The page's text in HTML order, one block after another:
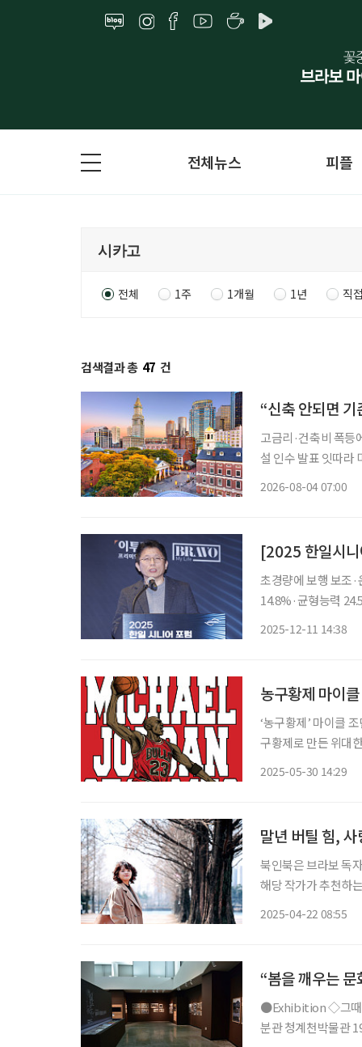
전체뉴스 피플
전체 1주 1개월 1년 직
검색결과 총 47 건
“신축 안되면
고금리·건축비 폭등에 신규 개발 ‘스톱’ 입주율
설 인수 발표 잇따라 미국 고령자 주거시설 시장에 지각변동이 나타나고 있다. 고령화로 입주
2026-08-04 07:00
초경량에 보행 보조·
14.8%·균형능력 24.5% 향상 입증 이연백 위로보
2025-12-11 14:38
농구황제 마이
‘농구황제’ 마이클
구황제로 만든 위대
2025-05-30 14:29
말년 버틸 힘,
북인북은 브라보 독
해당 작가가 추천하는 책들도 함께 즐겨
2025-04-22 08:55
“봄을 깨우는
●Exhibition ◇그때, 이곳의 기록-청계천 판자촌 일정 3월 30일까지 장소 서울역사박물관
분관 청계천박물관